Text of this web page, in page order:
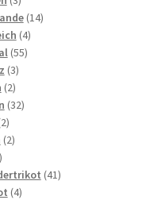
Produkte
1414
44
Produkte
5555
33
Produkte
22
Produkte
3232
22
Produkte
22
1402
4141
44